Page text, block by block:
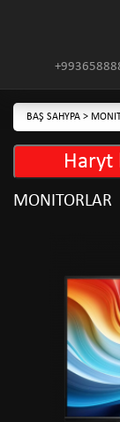
BAŞ SAHYPA >
Haryt
MONITORLAR